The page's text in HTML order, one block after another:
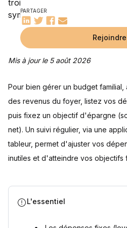
Techniques d'allocation
Outils et ressources pour le
Utilisation d'applications de
Utilisation de feuilles de calcul
Calculateurs en ligne
Sources
PARTAGER
Mis à jour le 5 août 2026
Pour bien gérer un budget
des revenus du foyer, listez vos
puis fixez un objectif d'épargne
net). Un suivi régulier, via une
tableur, permet d'ajuster vos
inutiles et d'atteindre vos objectifs
L'essentiel